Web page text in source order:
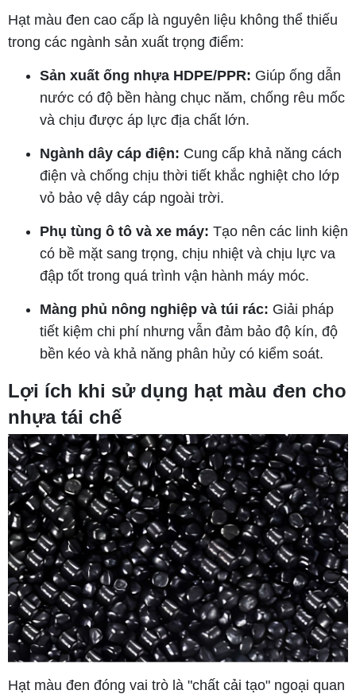
Hạt màu đen cao cấp là nguyên liệu không thể thiếu
trong các ngành sản xuất trọng điểm:
Sản xuất ống nhựa HDPE/PPR: Giúp ống dẫn
nước có độ bền hàng chục năm, chống rêu mốc
và chịu được áp lực địa chất lớn.
Ngành dây cáp điện: Cung cấp khả năng cách
điện và chống chịu thời tiết khắc nghiệt cho lớp
vỏ bảo vệ dây cáp ngoài trời.
Phụ tùng ô tô và xe máy: Tạo nên các linh kiện
có bề mặt sang trọng, chịu nhiệt và chịu lực va
đập tốt trong quá trình vận hành máy móc.
Màng phủ nông nghiệp và túi rác: Giải pháp
tiết kiệm chi phí nhưng vẫn đảm bảo độ kín, độ
bền kéo và khả năng phân hủy có kiểm soát.
Lợi ích khi sử dụng hạt màu đen cho
nhựa tái chế
Hạt màu đen đóng vai trò là "chất cải tạo" ngoại quan